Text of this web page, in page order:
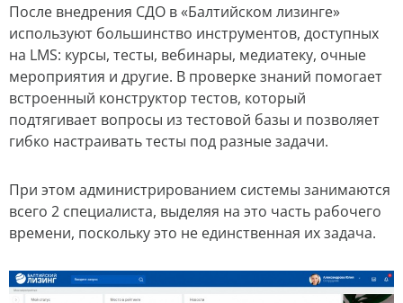
После внедрения СДО в «Балтийском лизинге»
используют большинство инструментов, доступных
на LMS: курсы, тесты, вебинары, медиатеку, очные
мероприятия и другие. В проверке знаний помогает
встроенный конструктор тестов, который
подтягивает вопросы из тестовой базы и позволяет
гибко настраивать тесты под разные задачи.
При этом администрированием системы занимаются
всего 2 специалиста, выделяя на это часть рабочего
времени, поскольку это не единственная их задача.